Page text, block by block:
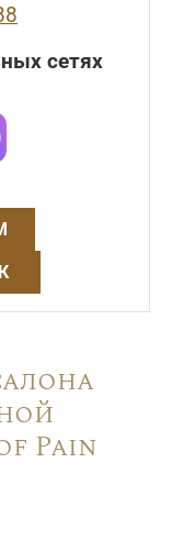
сетях
Pain